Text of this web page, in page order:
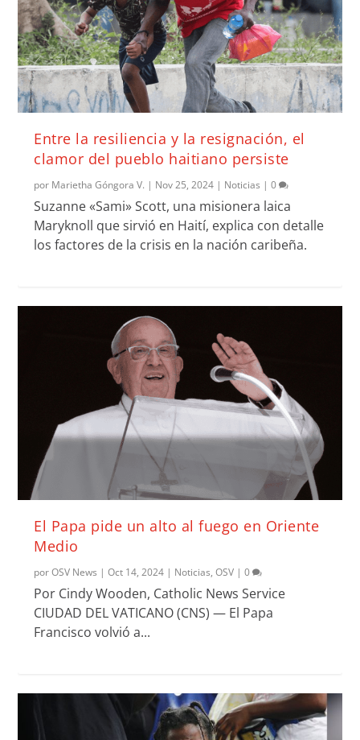
Entre la resiliencia y la resignación, el
clamor del pueblo haitiano persiste
por Marietha Góngora V. | Nov 25, 2024 | Noticias |0
Suzanne «Sami» Scott, una misionera laica
Maryknoll que sirvió en Haití, explica con detalle
los factores de la crisis en la nación caribeña.
El Papa pide un alto al fuego en Oriente
Medio
porOSV News |Oct 14, 2024 | Noticias,OSV |0
Por Cindy Wooden, Catholic News Service
CIUDAD DEL VATICANO (CNS) — El Papa
Francisco volvió a...